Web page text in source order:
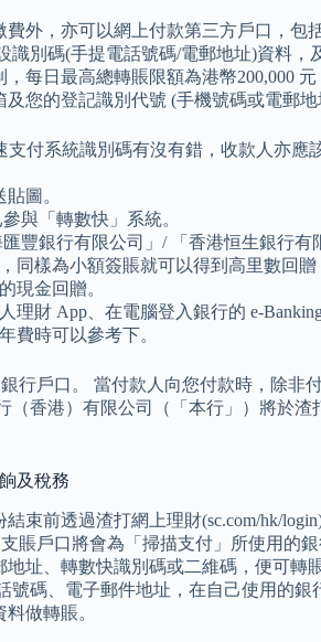
外，亦可以網上付款第三方戶口，
識別碼(手提電話號碼/電郵地址)資料
每日最高總轉賬限額為港幣200,000
您的登記識別代號 (手機號碼或電郵地
付系統識別碼有沒有錯，收款人亦
圖。
與「轉數快」系統。
豐銀行有限公司」/ 「香港恒生銀行有
樣為小額簽賬就可以得到高里數回贈
現金回贈。
財 App、在電腦登入銀行的 e-
費時可以參考下。
行戶口。 當付款人向您付款時，除
香港）有限公司（「本行」）將於
及稅務
束前透過渣打網上理財(sc.com/hk/
賬戶口將會為「掃描支付」所使用的
址、轉數快識別碼或二維碼，便可
號碼、電子郵件地址，在自己使用的
做轉賬。